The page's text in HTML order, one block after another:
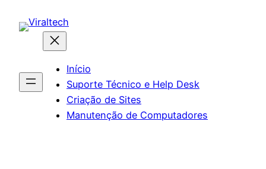
para
Início
Suporte Técnico e Help Desk
Criação de Sites
Manutenção de Computadores